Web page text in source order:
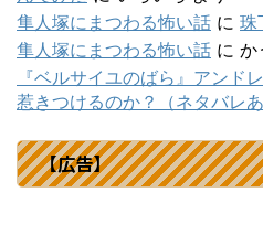
隼人塚にまつわる怖い話 に 珠
隼人塚にまつわる怖い話 に か
『ベルサイユのばら』アンド
惹きつけるのか？（ネタバレあ
【広告】